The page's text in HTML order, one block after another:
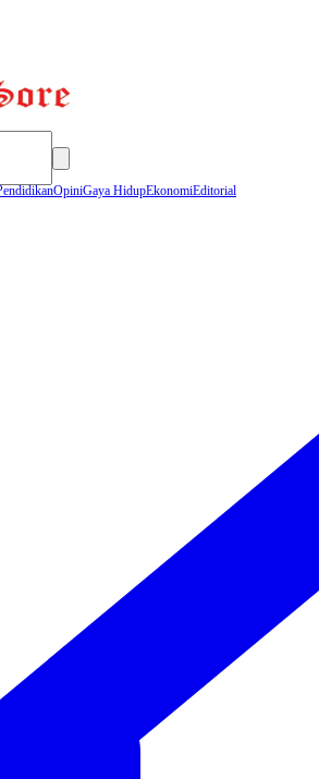
OpiniGaya HidupEkonomiEditorial